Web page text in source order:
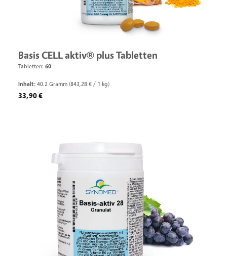
Basis CELL aktiv® plus Tabletten
Tabletten: 60
Inhalt: 40.2 Gramm (843,28 € / 1 kg)
Regulärer Preis:
33,90 €